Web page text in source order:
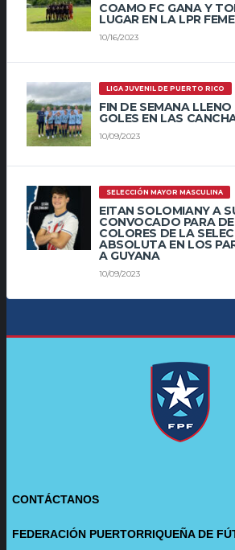
COAMO FC GANA Y
LUGAR EN LA LPR
10/16/2023
LIGA JUVENIL DE PUERTO RICO
FIN DE SEMANA
GOLES EN LAS
10/09/2023
SELECCIÓN MAYOR MASCULINA
EITAN SOLOMIANY A
CONVOCADO PARA
COLORES DE LA
ABSOLUTA EN LOS
A GUYANA
10/09/2023
CONTÁCTANOS
FEDERACIÓN PUERTORRIQUEÑA DE